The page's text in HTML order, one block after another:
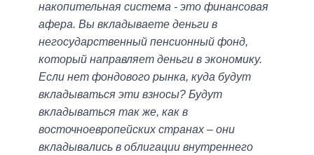
накопительная система - это финансовая
афера. Вы вкладываете деньги в
негосударственный пенсионный фонд,
который направляет деньги в экономику.
Если нет фондового рынка, куда будут
вкладываться эти взносы? Будут
вкладываться так же, как в
восточноевропейских странах – они
вкладывались в облигации внутреннего